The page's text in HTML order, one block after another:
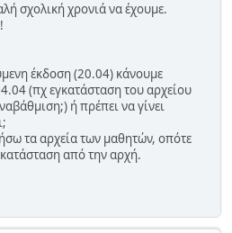
σχολική χρονιά να έχουμε.
έκδοση (20.04) κάνουμε
(πχ εγκατάσταση του αρχείου
ή πρέπει να γίνει
τα αρχεία των μαθητών, οπότε
από την αρχή.